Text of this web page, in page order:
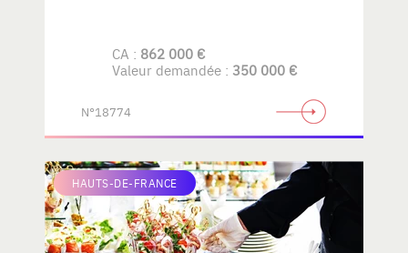
CA : 862 000 €
Valeur demandée : 350 000 €
N°18774
HAUTS-DE-FRANCE